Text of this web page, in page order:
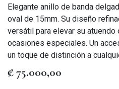
Elegante anillo de banda
oval de 15mm. Su diseño
versátil para elevar su
ocasiones especiales. Un
un toque de distinción a
₡75.000,00